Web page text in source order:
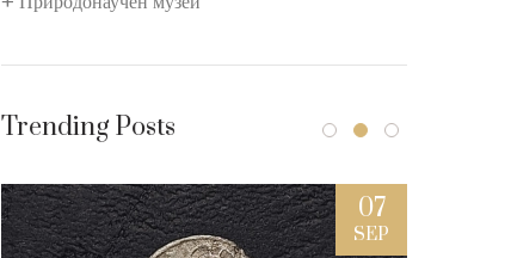
Trending Posts
07
SEP